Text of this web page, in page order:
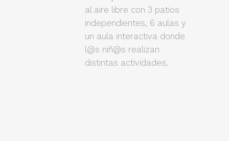
al aire libre con 3 patios
independientes, 6 aulas y
un aula interactiva donde
l@s niñ@s realizan
distintas actividades.